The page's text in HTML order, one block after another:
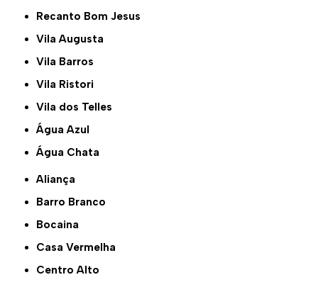
Recanto Bom Jesus
Vila Augusta
Vila Barros
Vila Ristori
Vila dos Telles
Água Azul
Água Chata
Aliança
Barro Branco
Bocaina
Casa Vermelha
Centro Alto